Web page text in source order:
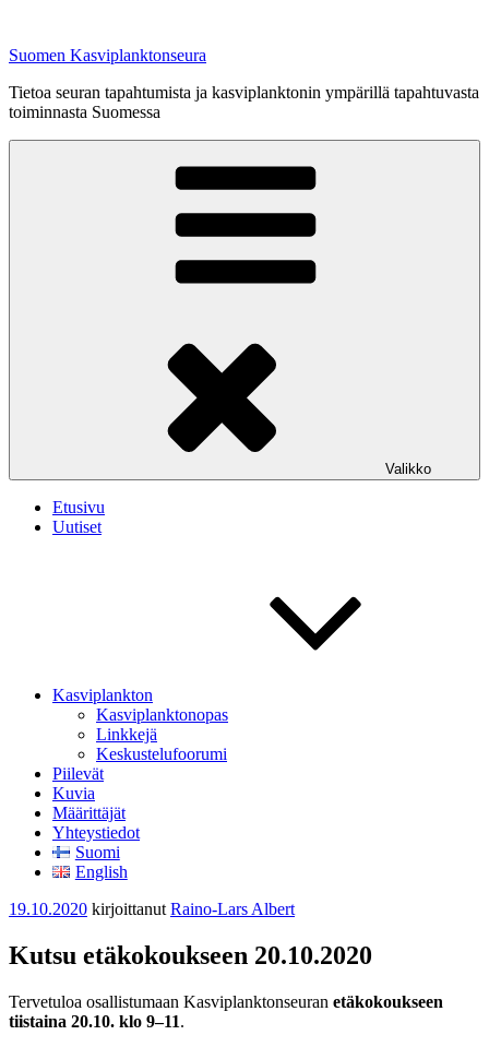
Suomen Kasviplanktonseura
Tietoa seuran tapahtumista ja kasviplanktonin ympärillä tapahtuvasta
toiminnasta Suomessa
Valikko
Etusivu
Uutiset
Kasviplankton
Kasviplanktonopas
Linkkejä
Keskustelufoorumi
Piilevät
Kuvia
Määrittäjät
Yhteystiedot
Suomi
English
Julkaistu
19.10.2020 kirjoittanut Raino-Lars Albert
Kutsu etäkokoukseen 20.10.2020
Tervetuloa osallistumaan Kasviplanktonseuran etäkokoukseen
tiistaina 20.10. klo 9–11.